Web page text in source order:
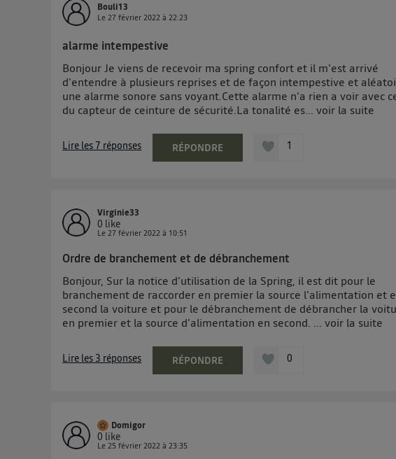
Bouli13
Le27 février 2022 à22:23
alarme intempestive
Bonjour Je viens de recevoir ma spring confort et il m'est arrivé
d'entendre à plusieurs reprises et de façon intempestive et
une alarme sonore sans voyant.Cette alarme n'a rien a voir avec
du capteur de ceinture de sécurité.La tonalité es...voir la suite
Lire les 7 réponses RÉPONDRE 1
Virginie33
0 like
Le27 février 2022 à 10:51
Ordre de branchement et de débranchement
Bonjour, Sur la notice d'utilisation de la Spring, il est dit pour le
branchement de raccorder en premier la source l'alimentation et
second la voiture et pour le débranchement de débrancher la
en premier et la source d'alimentation en second. ...voir la suite
Lire les 3 réponses RÉPONDRE 0
Domigor
0 like
Le25 février 2022 à23:35